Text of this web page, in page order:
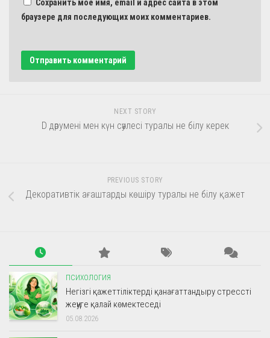
Сохранить моё имя, email и адрес сайта в этом
браузере для последующих моих комментариев.
NEXT STORY
D дәрумені мен күн сәулесі туралы не білу керек
PREVIOUS STORY
Декоративтік ағаштарды көшіру туралы не білу қажет
ПСИХОЛОГИЯ
Негізгі қажеттіліктерді қанағаттандыру стрессті
жеңуге қалай көмектеседі
05.08.2026